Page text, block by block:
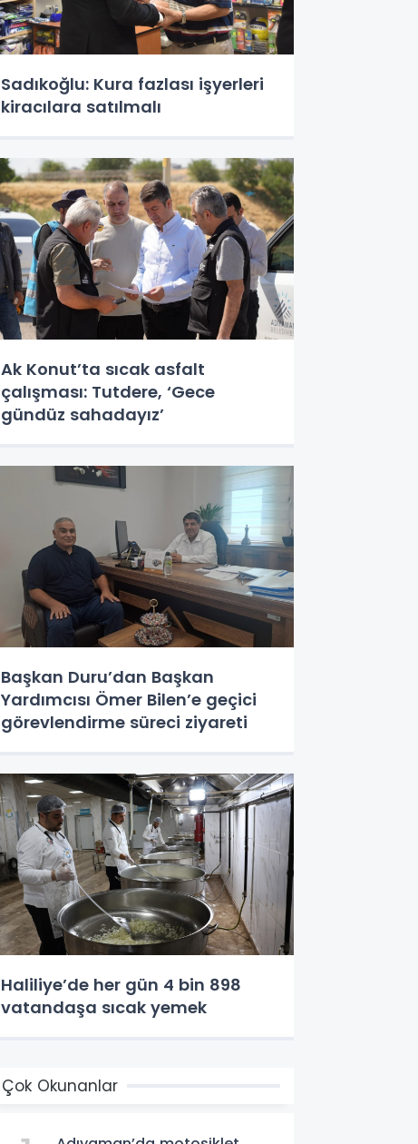
Sadıkoğlu: Kura fazlası işyerleri
kiracılara satılmalı
Ak Konut’ta sıcak asfalt
çalışması: Tutdere, ‘Gece
gündüz sahadayız’
Başkan Duru’dan Başkan
Yardımcısı Ömer Bilen’e geçici
görevlendirme süreci ziyareti
Haliliye’de her gün 4 bin 898
vatandaşa sıcak yemek
Çok Okunanlar